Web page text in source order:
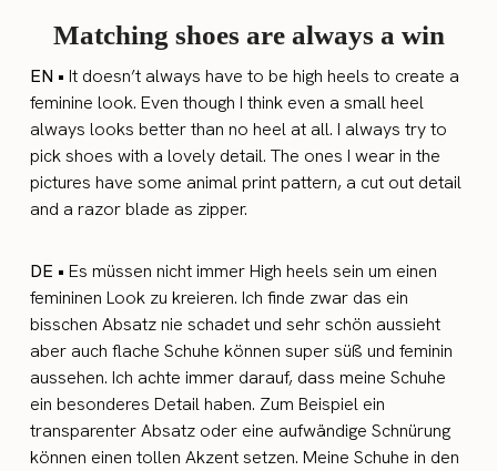
Matching shoes are always a win
EN • It doesn’t always have to be high heels to create a
feminine look. Even though I think even a small heel
always looks better than no heel at all. I always try to
pick shoes with a lovely detail. The ones I wear in the
pictures have some animal print pattern, a cut out detail
and a razor blade as zipper.
DE •Es müssen nicht immer High heels sein um einen
femininen Look zu kreieren. Ich finde zwar das ein
bisschen Absatz nie schadet und sehr schön aussieht
aber auch flache Schuhe können super süß und feminin
aussehen. Ich achte immer darauf, dass meine Schuhe
ein besonderes Detail haben. Zum Beispiel ein
transparenter Absatz oder eine aufwändige Schnürung
können einen tollen Akzent setzen. Meine Schuhe in den